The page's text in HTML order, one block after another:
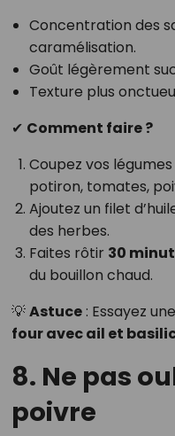
Concentration des
caramélisation.
Goût légèrement
Texture plus
✔ Comment faire ?
Coupez vos
potiron, tomates,
Ajoutez un filet
des herbes.
Faites rôtir 30
du bouillon chaud.
💡Astuce: Essayez
four avec ail et
8. Ne pas
poivre